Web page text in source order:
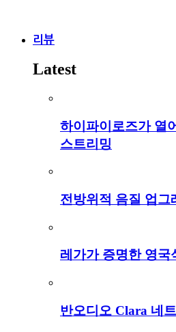
리뷰
Latest
하이파이로즈가 열
스트리밍
전방위적 음질 업그
레가가 증명한 영국
반오디오 Clara 네